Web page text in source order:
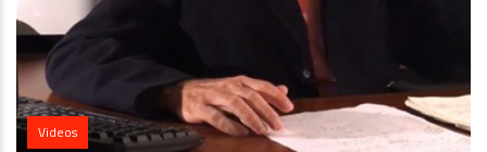
Videos